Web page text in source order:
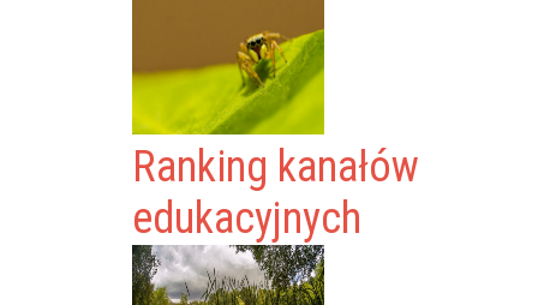
Ranking kanałów
edukacyjnych